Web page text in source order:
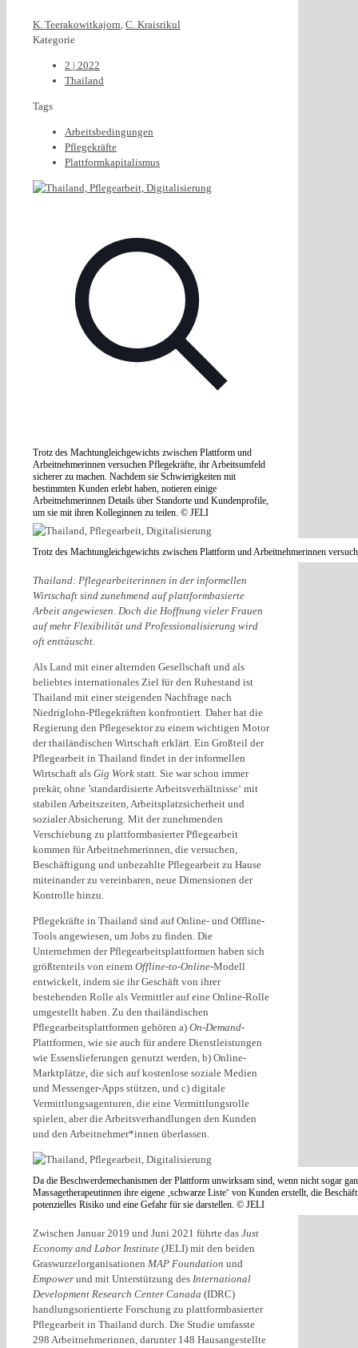
K. Teerakowitkajorn, C. Kraisrikul
Kategorie
2 | 2022
Thailand
Tags
Arbeitsbedingungen
Pflegekräfte
Plattformkapitalismus
Trotz des Machtungleichgewichts zwischen Plattform und
Arbeitnehmerinnen versuchen Pflegekräfte, ihr Arbeitsumfeld
sicherer zu machen. Nachdem sie Schwierigkeiten mit
bestimmten Kunden erlebt haben, notieren einige
Arbeitnehmerinnen Details über Standorte und Kundenprofile,
um sie mit ihren Kolleginnen zu teilen. © JELI
Trotz des Machtungleichgewichts zwischen Plattform und Arbeitnehmerinnen
Thailand: Pflegearbeiterinnen in der informellen
Wirtschaft sind zunehmend auf plattformbasierte
Arbeit angewiesen. Doch die Hoffnung vieler Frauen
auf mehr Flexibilität und Professionalisierung wird
oft enttäuscht.
Als Land mit einer alternden Gesellschaft und als
beliebtes internationales Ziel für den Ruhestand ist
Thailand mit einer steigenden Nachfrage nach
Niedriglohn-Pflegekräften konfrontiert. Daher hat die
Regierung den Pflegesektor zu einem wichtigen Motor
der thailändischen Wirtschaft erklärt. Ein Großteil der
Pflegearbeit in Thailand findet in der informellen
Wirtschaft als Gig Work statt. Sie war schon immer
prekär, ohne ’standardisierte Arbeitsverhältnisse‘ mit
stabilen Arbeitszeiten, Arbeitsplatzsicherheit und
sozialer Absicherung. Mit der zunehmenden
Verschiebung zu plattformbasierter Pflegearbeit
kommen für Arbeitnehmerinnen, die versuchen,
Beschäftigung und unbezahlte Pflegearbeit zu Hause
miteinander zu vereinbaren, neue Dimensionen der
Kontrolle hinzu.
Pflegekräfte in Thailand sind auf Online- und Offline-
Tools angewiesen, um Jobs zu finden. Die
Unternehmen der Pflegearbeitsplattformen haben sich
größtenteils von einem Offline-to-Online-Modell
entwickelt, indem sie ihr Geschäft von ihrer
bestehenden Rolle als Vermittler auf eine Online-Rolle
umgestellt haben. Zu den thailändischen
Pflegearbeitsplattformen gehören a) On-Demand-
Plattformen, wie sie auch für andere Dienstleistungen
wie Essenslieferungen genutzt werden, b) Online-
Marktplätze, die sich auf kostenlose soziale Medien
und Messenger-Apps stützen, und c) digitale
Vermittlungsagenturen, die eine Vermittlungsrolle
spielen, aber die Arbeitsverhandlungen den Kunden
und den Arbeitnehmer*innen überlassen.
Da die Beschwerdemechanismen der Plattform unwirksam sind, wenn nicht sogar
Massagetherapeutinnen ihre eigene ‚schwarze Liste‘ von Kunden erstellt, die
potenzielles Risiko und eine Gefahr für sie darstellen. © JELI
Zwischen Januar 2019 und Juni 2021 führte das Just
Economy and Labor Institute (JELI) mit den beiden
Graswurzelorganisationen MAP Foundation und
Empower und mit Unterstützung des International
Development Research Center Canada (IDRC)
handlungsorientierte Forschung zu plattformbasierter
Pflegearbeit in Thailand durch. Die Studie umfasste
298 Arbeitnehmerinnen, darunter 148 Hausangestellte